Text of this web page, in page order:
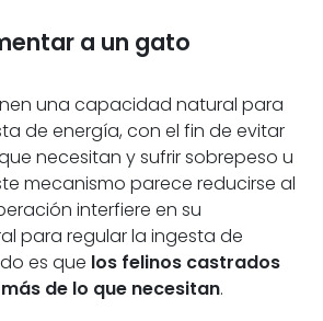
a un gato
una capacidad natural para
de energía, con el fin de evitar
necesitan y sufrir sobrepeso u
mecanismo parece reducirse al
interfiere en su
para regular la ingesta de
es que los felinos castrados
de lo que necesitan.